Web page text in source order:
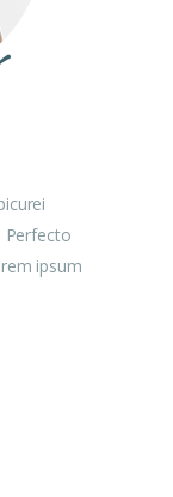
Perfecto
ipsum